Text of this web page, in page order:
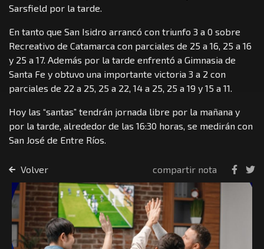
Sarsfield por la tarde.
En tanto que San Isidro arrancó con triunfo 3 a 0 sobre
Recreativo de Catamarca con parciales de 25 a 16, 25 a 16
y 25 a 17. Además por la tarde enfrentó a Gimnasia de
Santa Fe y obtuvo una importante victoria 3 a 2 con
parciales de 22 a 25, 25 a 22, 14 a 25, 25 a 19 y 15 a 11.
Hoy las “santas” tendrán jornada libre por la mañana y
por la tarde, alrededor de las 16:30 horas, se medirán con
San José de Entre Ríos.
Volver compartir nota